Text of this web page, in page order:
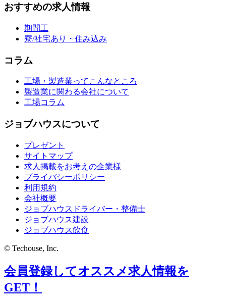
おすすめの求人情報
期間工
寮/社宅あり・住み込み
コラム
工場・製造業ってこんなところ
製造業に関わる会社について
工場コラム
ジョブハウスについて
プレゼント
サイトマップ
求人掲載をお考えの企業様
プライバシーポリシー
利用規約
会社概要
ジョブハウスドライバー・整備士
ジョブハウス建設
ジョブハウス飲食
© Techouse, Inc.
会員登録してオススメ求人情報を
GET！